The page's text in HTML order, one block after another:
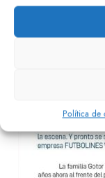
Política de
nuestra
aquí el art...